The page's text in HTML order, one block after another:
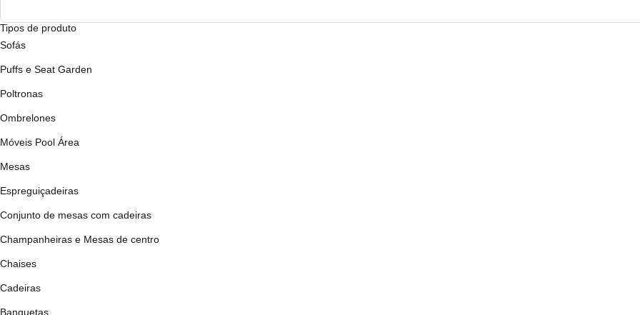
Tipos de produto
Sofás
Puffs e Seat Garden
Poltronas
Ombrelones
Móveis Pool Área
Mesas
Espreguiçadeiras
Conjunto de mesas com cadeiras
Champanheiras e Mesas de centro
Chaises
Cadeiras
Banquetas